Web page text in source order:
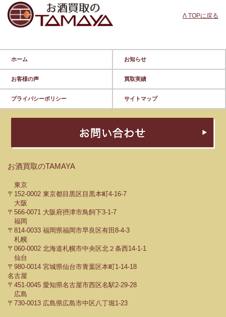
Λ TOPに戻る
ホーム お知らせ
お客様の声 買取実績
プライバシーポリシー サイトマップ
お酒買取のTAMAYA
東京
〒152-0002 東京都目黒区目黒本町4-16-7
大阪
〒566-0071 大阪府摂津市鳥飼下3-1-7
福岡
〒814-0033 福岡県福岡市早良区有田8-4-3
札幌
〒060-0002 北海道札幌市中央区北２条西14-1-1
仙台
〒980-0014 宮城県仙台市青葉区本町1-14-18
名古屋
〒451-0045 愛知県名古屋市西区名駅2-29-28
広島
〒730-0013 広島県広島市中区八丁堀1-23